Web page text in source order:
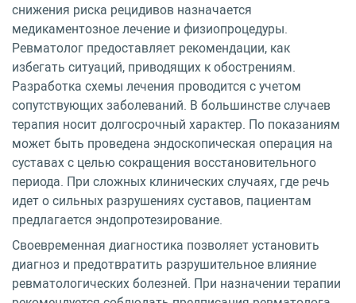
снижения риска рецидивов назначается
медикаментозное лечение и физиопроцедуры.
Ревматолог предоставляет рекомендации, как
избегать ситуаций, приводящих к обострениям.
Разработка схемы лечения проводится с учетом
сопутствующих заболеваний. В большинстве случаев
терапия носит долгосрочный характер. По показаниям
может быть проведена эндоскопическая операция на
суставах с целью сокращения восстановительного
периода. При сложных клинических случаях, где речь
идет о сильных разрушениях суставов, пациентам
предлагается эндопротезирование.
Своевременная диагностика позволяет установить
диагноз и предотвратить разрушительное влияние
ревматологических болезней. При назначении терапии